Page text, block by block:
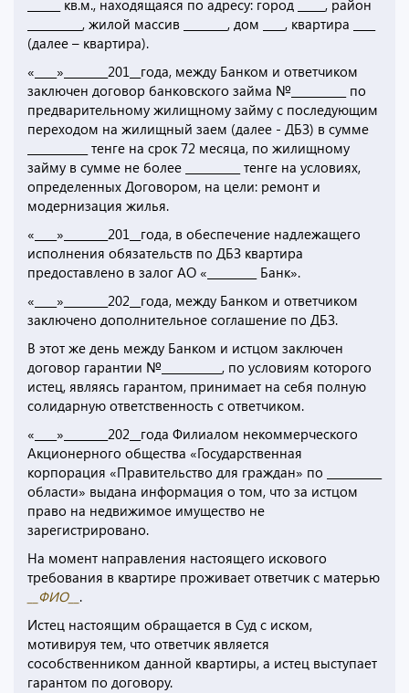
______ кв.м., находящаяся по адресу: город _____, район
__________, жилой массив ________, дом ____, квартира ____
(далее – квартира).
«____»________201__года, между Банком и ответчиком
заключен договор банковского займа №__________ по
предварительному жилищному займу с последующим
переходом на жилищный заем (далее - ДБЗ) в сумме
___________ тенге на срок 72 месяца, по жилищному
займу в сумме не более __________ тенге на условиях,
определенных Договором, на цели: ремонт и
модернизация жилья.
«____»________201__года, в обеспечение надлежащего
исполнения обязательств по ДБЗ квартира
предоставлено в залог АО «_________ Банк».
«____»________202__года, между Банком и ответчиком
заключено дополнительное соглашение по ДБЗ.
В этот же день между Банком и истцом заключен
договор гарантии №___________, по условиям которого
истец, являясь гарантом, принимает на себя полную
солидарную ответственность с ответчиком.
«____»________202__года Филиалом некоммерческого
Акционерного общества «Государственная
корпорация «Правительство для граждан» по __________
области» выдана информация о том, что за истцом
право на недвижимое имущество не
зарегистрировано.
На момент направления настоящего искового
требования в квартире проживает ответчик с матерью
__ФИО__ .
Истец настоящим обращается в Суд с иском,
мотивируя тем, что ответчик является
сособственником данной квартиры, а истец выступает
гарантом по договору.